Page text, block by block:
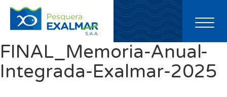
Toggle
FINAL_Memoria-Anual-
Integrada-Exalmar-2025